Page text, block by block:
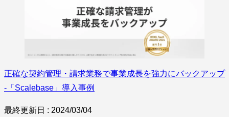
正確な契約管理・請求業務で事業成長を強力にバックアップ
-「Scalebase」導入事例
最終更新日 : 2024/03/04